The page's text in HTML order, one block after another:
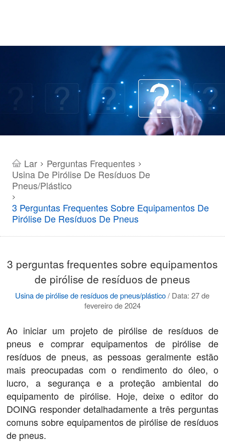
Lar> Perguntas Frequentes >
Usina De Pirólise De Resíduos De
Pneus/plástico
>
3 Perguntas Frequentes Sobre Equipamentos De
Pirólise De Resíduos De Pneus
3 perguntas frequentes sobre equipamentos
de pirólise de resíduos de pneus
Usina de pirólise de resíduos de pneus/plástico / Data: 27 de
fevereiro de 2024
Ao iniciar um projeto de pirólise de resíduos de
pneus e comprar equipamentos de pirólise de
resíduos de pneus, as pessoas geralmente estão
mais preocupadas com o rendimento do óleo, o
lucro, a segurança e a proteção ambiental do
equipamento de pirólise. Hoje, deixe o editor do
DOING responder detalhadamente a três perguntas
comuns sobre equipamentos de pirólise de resíduos
de pneus.